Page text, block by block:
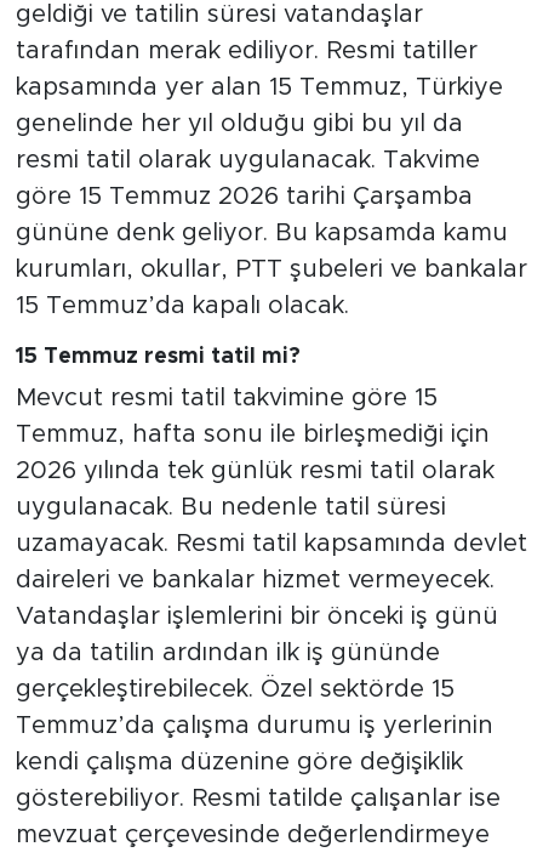
geldiği ve tatilin süresi vatandaşlar
tarafından merak ediliyor. Resmi tatiller
kapsamında yer alan 15 Temmuz, Türkiye
genelinde her yıl olduğu gibi bu yıl da
resmi tatil olarak uygulanacak. Takvime
göre 15 Temmuz 2026 tarihi Çarşamba
gününe denk geliyor. Bu kapsamda kamu
kurumları, okullar, PTT şubeleri ve bankalar
15 Temmuz’da kapalı olacak.
15 Temmuz resmi tatil mi?
Mevcut resmi tatil takvimine göre 15
Temmuz, hafta sonu ile birleşmediği için
2026 yılında tek günlük resmi tatil olarak
uygulanacak. Bu nedenle tatil süresi
uzamayacak. Resmi tatil kapsamında devlet
daireleri ve bankalar hizmet vermeyecek.
Vatandaşlar işlemlerini bir önceki iş günü
ya da tatilin ardından ilk iş gününde
gerçekleştirebilecek. Özel sektörde 15
Temmuz’da çalışma durumu iş yerlerinin
kendi çalışma düzenine göre değişiklik
gösterebiliyor. Resmi tatilde çalışanlar ise
mevzuat çerçevesinde değerlendirmeye